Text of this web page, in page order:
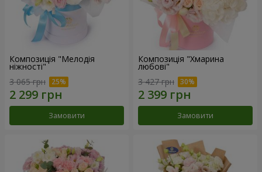
Композиція "Мелодія
ніжності"
3 065 грн
Замовити
Композиція "Хмарина
любові"
3 427 грн
Замовити